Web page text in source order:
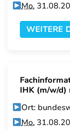
Mo.
WEITERE
IHK (m/w/
Ort:
Mo.